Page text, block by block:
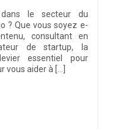
le secteur du
? Que vous soyez e-
consultant en
de startup, la
essentiel pour
vous aider à […]
la mère devient un